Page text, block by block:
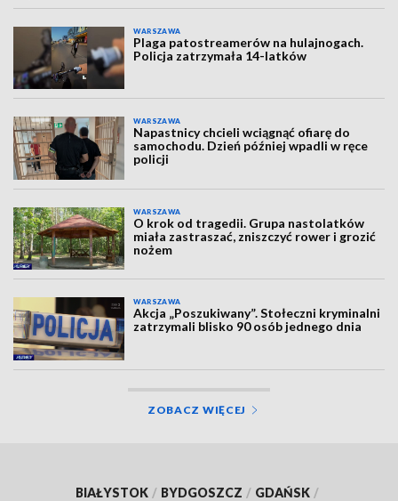
WARSZAWA
Plaga patostreamerów na hulajnogach.
Policja zatrzymała 14-latków
WARSZAWA
Napastnicy chcieli wciągnąć ofiarę do
samochodu. Dzień później wpadli w ręce
policji
WARSZAWA
O krok od tragedii. Grupa nastolatków
miała zastraszać, zniszczyć rower i grozić
nożem
WARSZAWA
Akcja „Poszukiwany”. Stołeczni kryminalni
zatrzymali blisko 90 osób jednego dnia
ZOBACZ WIĘCEJ
BIAŁYSTOK / BYDGOSZCZ / GDAŃSK /